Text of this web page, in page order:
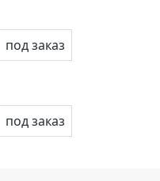
под заказ
под заказ